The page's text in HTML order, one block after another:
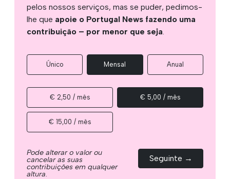
pelos nossos serviços, mas se puder, pedimos-
lhe que apoie o Portugal News fazendo uma
contribuição – por menor que seja.
Único Mensal Anual
€ 2,50 / mês € 5,00 / mês
€ 15,00 / mês
Pode alterar o valor ou
cancelar as suas
contribuições em qualquer
altura.
Seguinte →